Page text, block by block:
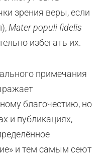
зрения веры, если
Mater populi fidelis
избегать их.
примечания
благочестию, но
и публикациях,
и тем самым сеют